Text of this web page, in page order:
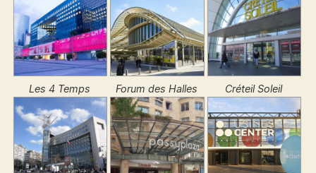
Les 4 Temps Forum des Halles Créteil Soleil